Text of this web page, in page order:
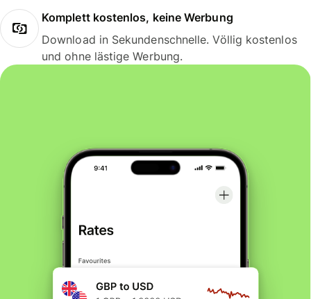
Komplett kostenlos, keine Werbung
Download in Sekundenschnelle. Völlig kostenlos
und ohne lästige Werbung.